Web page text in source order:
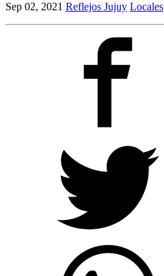
Sep 02, 2021 Reflejos Jujuy Locales